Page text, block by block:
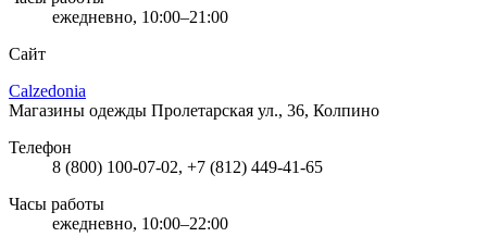
ежедневно, 10:00–21:00
Сайт
Calzedonia
Магазины одежды Пролетарская ул., 36, Колпино
Телефон
8 (800) 100-07-02, +7 (812) 449-41-65
Часы работы
ежедневно, 10:00–22:00